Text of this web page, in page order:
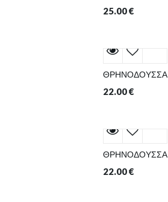
25.00€
ΘΡΗΝΟΔΟΥΣΣΑ
22.00€
ΘΡΗΝΟΔΟΥΣΣΑ
22.00€